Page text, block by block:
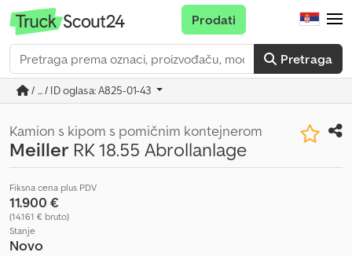
Pretraga
Prodati
/ ... / ID oglasa: A825-01-43
Kamion s kipom s pomičnim kontejnerom
Meiller RK 18.55 Abrollanlage
Fiksna cena plus PDV
11.900 €
(14.161 € bruto)
Stanje
Novo